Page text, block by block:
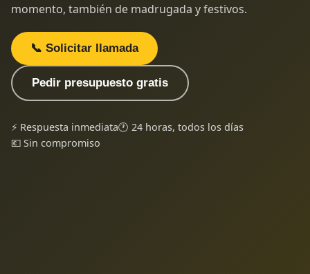
momento, también de madrugada y festivos.
📞 Solicitar llamada
Pedir presupuesto gratis
⚡ Respuesta inmediata🕐 24 horas, todos los días
💶 Sin compromiso